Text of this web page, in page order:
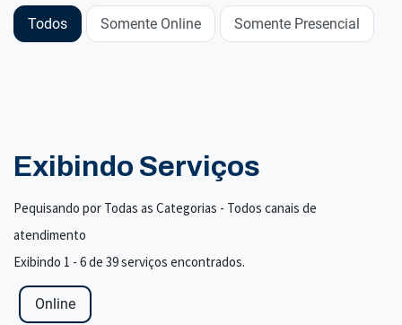
Todos Somente Online Somente Presencial
Exibindo Serviços
Pequisando por Todas as Categorias - Todos canais de
atendimento
Exibindo 1 - 6 de 39 serviços encontrados.
Online